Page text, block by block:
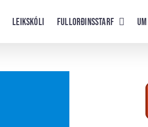
Leikskóli Fullorðinsstarf